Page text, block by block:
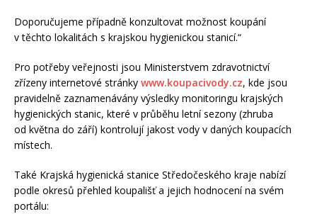
Doporučujeme případně konzultovat možnost koupání
v těchto lokalitách s krajskou hygienickou stanicí.“
Pro potřeby veřejnosti jsou Ministerstvem zdravotnictví
zřízeny internetové stránky www.koupacivody.cz, kde jsou
pravidelně zaznamenávány výsledky monitoringu krajských
hygienických stanic, které v průběhu letní sezony (zhruba
od května do září) kontrolují jakost vody v daných koupacích
místech.
Také Krajská hygienická stanice Středočeského kraje nabízí
podle okresů přehled koupališť a jejich hodnocení na svém
portálu: